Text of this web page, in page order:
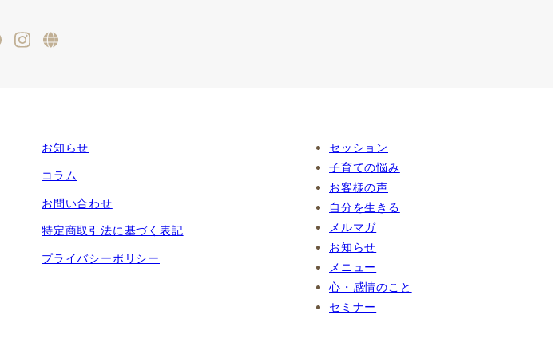
FacebookInstagram
ameblo
お知らせ
コラム
お問い合わせ
特定商取引法に基づく表記
プライバシーポリシー
セッション
子育ての悩み
お客様の声
自分を生きる
メルマガ
お知らせ
メニュー
心・感情のこと
セミナー